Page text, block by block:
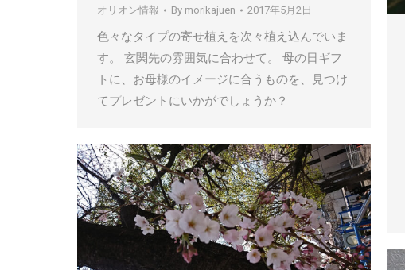
オリオン情報 By morikajuen 2017年5月2日
色々なタイプの寄せ植えを次々植え込んでいま
す。 玄関先の雰囲気に合わせて。 母の日ギフ
トに、お母様のイメージに合うものを、見つけ
てプレゼントにいかがでしょうか？